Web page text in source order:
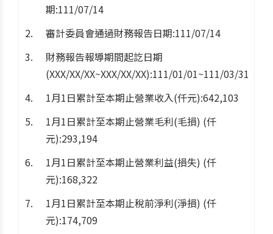
期:111/07/14
審計委員會通過財務報告日期:111/07/14
財務報告報導期間起訖日期
(XXX/XX/XX~XXX/XX/XX):111/01/01~111/03/31
1月1日累計至本期止營業收入(仟元):642,103
1月1日累計至本期止營業毛利(毛損) (仟
元):293,194
1月1日累計至本期止營業利益(損失) (仟
元):168,322
1月1日累計至本期止稅前淨利(淨損) (仟
元):174,709